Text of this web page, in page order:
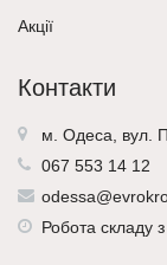
Акції
Контакти
м. Одеса, вул.
067 553 14 12
Робота складу